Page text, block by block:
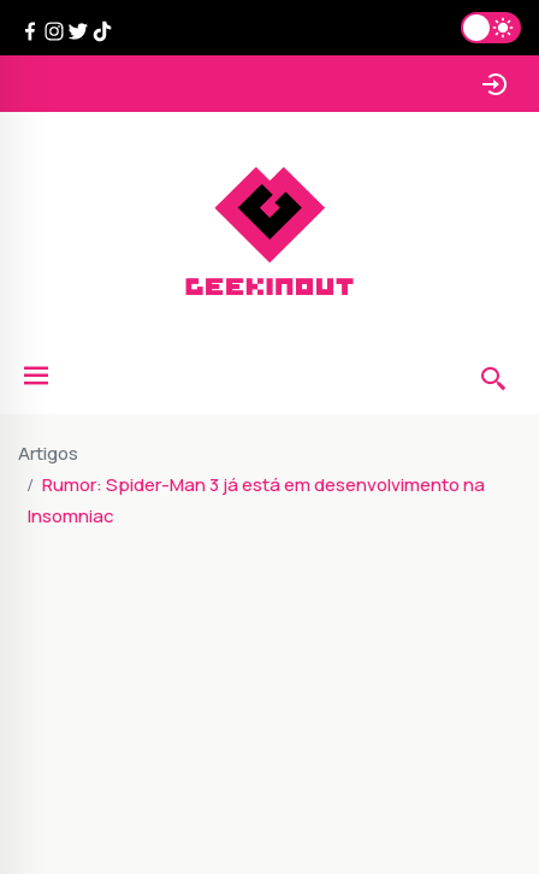
Artigos
Rumor: Spider-Man 3 já está em desenvolvimento na
Insomniac